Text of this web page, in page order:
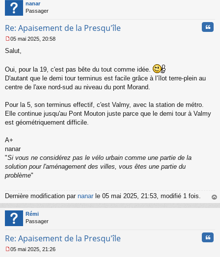
nanar
Passager
Re: Apaisement de la Presqu'île
e
a
g
e
o
n
l
u
05 mai 2025, 20:58
Salut,
Oui, pour la 19, c'est pas bête du tout comme idée.
D'autant que le demi tour terminus est facile grâce à l’îlot terre-plein au
centre de l'axe nord-sud au niveau du pont Morand.
Pour la 5, son terminus effectif, c'est Valmy, avec la station de métro.
Elle continue jusqu'au Pont Mouton juste parce que le demi tour à Valmy
est géométriquement difficile.
A+
nanar
"Si vous ne considérez pas le vélo urbain comme une partie de la
solution pour l'aménagement des villes, vous êtes une partie du
problème"
Dernière modification par nanar le 05 mai 2025, 21:53, modifié 1 fois.
au
Rémi
Passager
Re: Apaisement de la Presqu'île
05 mai 2025, 21:26